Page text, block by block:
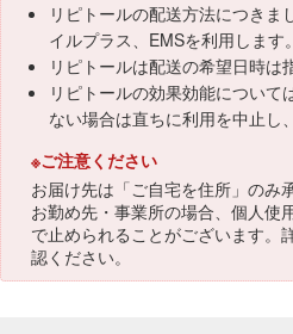
リピトールの配送方法につきま
イルプラス、EMSを利用します。
リピトールは配送の希望日時は
リピトールの効果効能について
ない場合は直ちに利用を中止し
※ご注意ください
お届け先は「ご自宅を住所」のみ
お勤め先・事業所の場合、個人使
で止められることがございます。
認ください。